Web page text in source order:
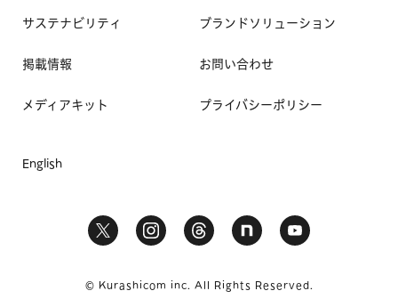
サステナビリティ
掲載情報
メディアキット
ブランドソリューション
お問い合わせ
プライバシーポリシー
English
© Kurashicom inc. All Rights Reserved.